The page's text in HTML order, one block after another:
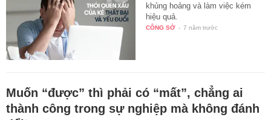
khủng hoảng và làm việc kém
hiệu quả.
CÔNG SỞ - 7 năm trước
Muốn “được” thì phải có “mất”, chẳng ai
thành công trong sự nghiệp mà không đánh